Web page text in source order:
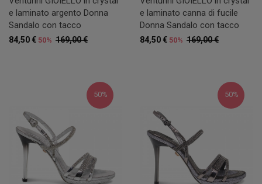
e laminato argento Donna
Sandalo con tacco
169,00 €
84,50 € 50%
e laminato canna di fucile
Donna Sandalo con tacco
169,00 €
84,50 € 50%
50% 50%